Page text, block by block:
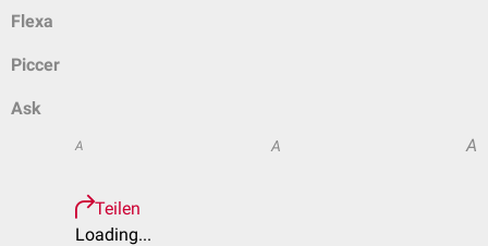
Flexa
Piccer
Ask
A A A
Teilen
Loading...